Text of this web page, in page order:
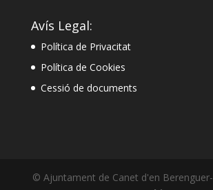
Avís Legal:
Política de Privacitat
Política de Cookies
Cessió de documents
© Ajuntament de Canet d'en Berenguer-